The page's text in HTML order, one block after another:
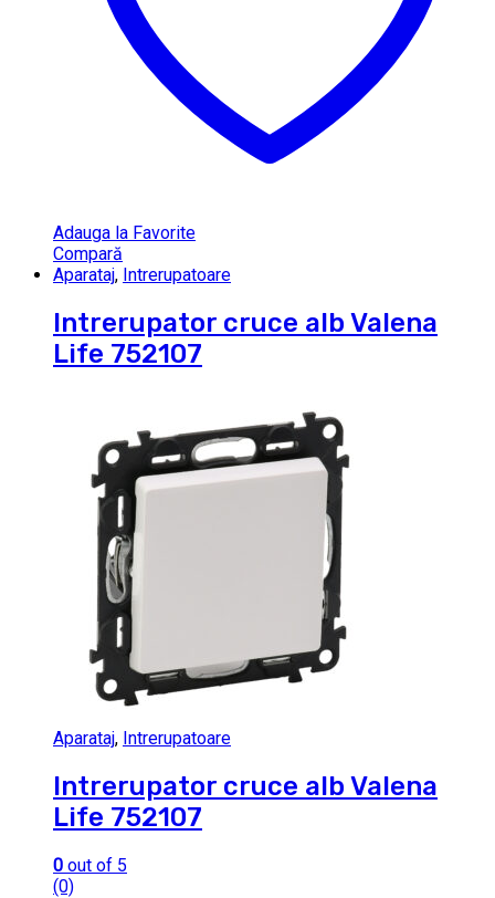
Adauga la Favorite
Compară
Aparataj, Intrerupatoare
Intrerupator cruce alb Valena
Life 752107
Aparataj, Intrerupatoare
Intrerupator cruce alb Valena
Life 752107
0 out of 5
(0)